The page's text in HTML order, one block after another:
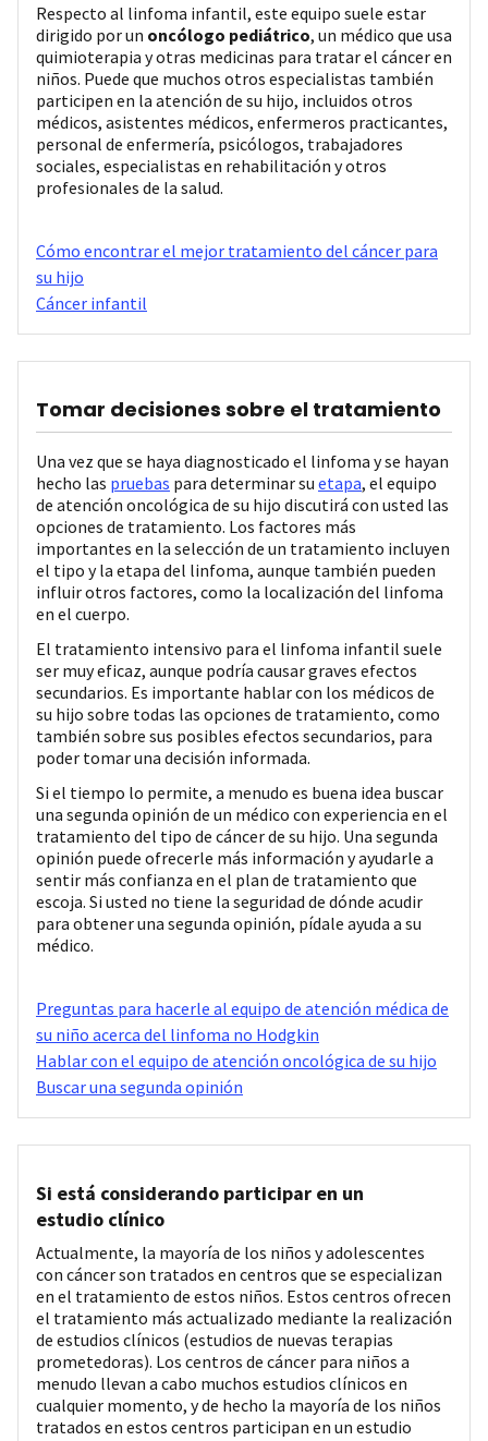
Respecto al linfoma infantil, este equipo suele estar
dirigido por un oncólogo pediátrico, un médico que usa
quimioterapia y otras medicinas para tratar el cáncer en
niños. Puede que muchos otros especialistas también
participen en la atención de su hijo, incluidos otros
médicos, asistentes médicos, enfermeros practicantes,
personal de enfermería, psicólogos, trabajadores
sociales, especialistas en rehabilitación y otros
profesionales de la salud.
Cómo encontrar el mejor tratamiento del cáncer para
su hijo
Cáncer infantil
Tomar decisiones sobre el tratamiento
Una vez que se haya diagnosticado el linfoma y se hayan
hecho las pruebas para determinar su etapa, el equipo
de atención oncológica de su hijo discutirá con usted las
opciones de tratamiento. Los factores más
importantes en la selección de un tratamiento incluyen
el tipo y la etapa del linfoma, aunque también pueden
influir otros factores, como la localización del linfoma
en el cuerpo.
El tratamiento intensivo para el linfoma infantil suele
ser muy eficaz, aunque podría causar graves efectos
secundarios. Es importante hablar con los médicos de
su hijo sobre todas las opciones de tratamiento, como
también sobre sus posibles efectos secundarios, para
poder tomar una decisión informada.
Si el tiempo lo permite, a menudo es buena idea buscar
una segunda opinión de un médico con experiencia en el
tratamiento del tipo de cáncer de su hijo. Una segunda
opinión puede ofrecerle más información y ayudarle a
sentir más confianza en el plan de tratamiento que
escoja. Si usted no tiene la seguridad de dónde acudir
para obtener una segunda opinión, pídale ayuda a su
médico.
Preguntas para hacerle al equipo de atención médica de
su niño acerca del linfoma no Hodgkin
Hablar con el equipo de atención oncológica de su hijo
Buscar una segunda opinión
Si está considerando participar en un
estudio clínico
Actualmente, la mayoría de los niños y adolescentes
con cáncer son tratados en centros que se especializan
en el tratamiento de estos niños. Estos centros ofrecen
el tratamiento más actualizado mediante la realización
de estudios clínicos (estudios de nuevas terapias
prometedoras). Los centros de cáncer para niños a
menudo llevan a cabo muchos estudios clínicos en
cualquier momento, y de hecho la mayoría de los niños
tratados en estos centros participan en un estudio